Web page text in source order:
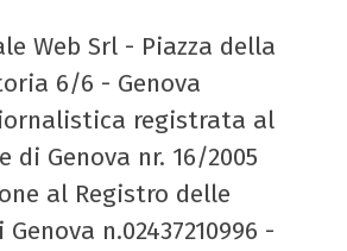
Web Srl - Piazza della
6/6 - Genova
registrata al
di Genova nr. 16/2005
al Registro delle
n.02437210996 -